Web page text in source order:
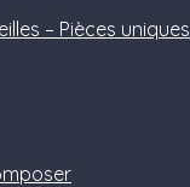
– Pièces uniques